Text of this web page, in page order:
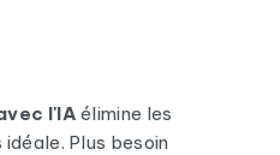
l'IA élimine les
Plus besoin